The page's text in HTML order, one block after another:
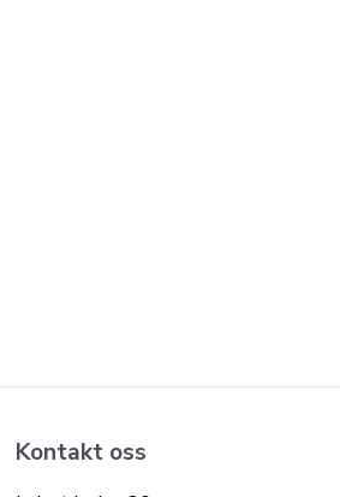
Kontakt oss